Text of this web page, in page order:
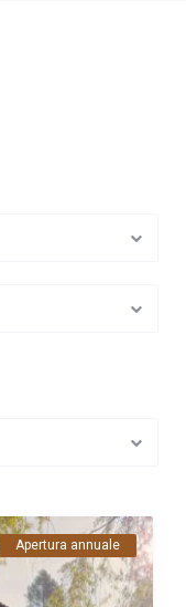
Apertura annuale